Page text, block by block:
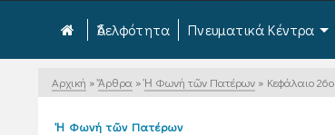
Ἀδελφότητα Πνευματικά Κέντρα
Αρχική » Ἄρθρα » Ἡ Φωνή τῶν Πατέρων » Κεφάλαιο 26ο
Ἡ Φωνή τῶν Πατέρων